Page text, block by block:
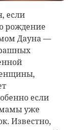
если
рождение
Дауна —
если
уже
Известно,